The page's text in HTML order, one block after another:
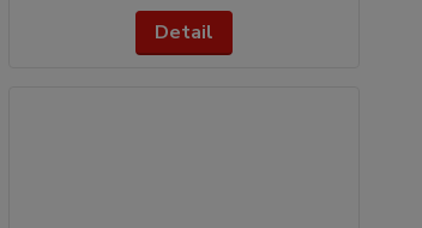
Detail